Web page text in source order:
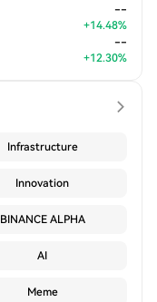
--
+14.48%
--
+12.30%
Infrastructure
Innovation
BINANCE ALPHA
AI
Meme